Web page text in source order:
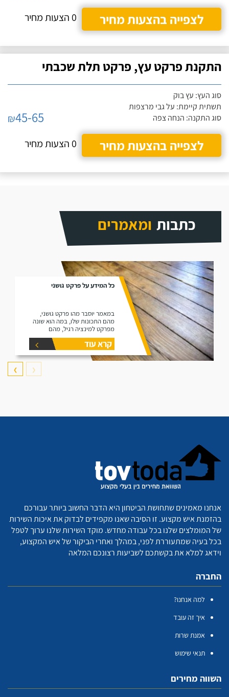
לצפייה בהצעות מחיר
0 הצעות מחיר
התקנת פרקט עץ, פרקט תלת שכבתי
סוג העץ: עץ בוק
תשתית קיימת: על גבי מרצפות
סוג התקנה: הנחה צפה
₪45-65
לצפייה בהצעות מחיר
0 הצעות מחיר
כתבות ומאמרים
כל המידע על פרקט גושני
במאמר יוסבר מהו פרקט גושני,
מהם התכונות שלו, במה הוא שונה
מפרקט למינציה רגיל, מהם
היתרונות שלו ומהם החסרונות שלו.
קרא עוד
❮
❯
אנחנו מאמינים שתחושת הביטחון היא הדבר החשוב ביותר עבורכם
בהזמנת איש מקצוע. זו הסיבה שאנו מקפידים לבדוק את איכות השירות
של המומלצים שלנו בכל עבודה מחדש. מוקד השירות שלנו ערוך לטפל
בכל בעיה שמתעוררת לפני, במהלך ואחרי הביקור של איש המקצוע,
וידאג למלא את בקשתכם לשביעות רצונכם המלאה
החברה
למה אנחנו?
איך זה עובד
אמנת שרות
תנאי שימוש
השווה מחירים